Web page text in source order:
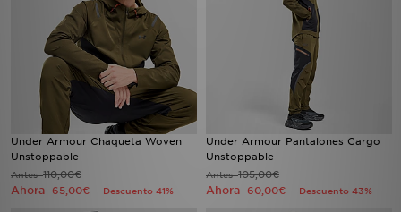
Under Armour Chaqueta Woven
Unstoppable
Antes110,00€
Ahora 65,00€ Descuento 41%
Under Armour Pantalones Cargo
Unstoppable
Antes105,00€
Ahora 60,00€ Descuento 43%